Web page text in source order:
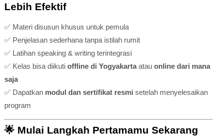
Lebih Efektif
✅ Materi disusun khusus untuk pemula
✅ Penjelasan sederhana tanpa istilah rumit
✅ Latihan speaking & writing terintegrasi
✅ Kelas bisa diikuti offline di Yogyakartaatau online dari mana
saja
✅ Dapatkan modul dan sertifikat resmi setelah menyelesaikan
program
🌟 Mulai Langkah Pertamamu Sekarang